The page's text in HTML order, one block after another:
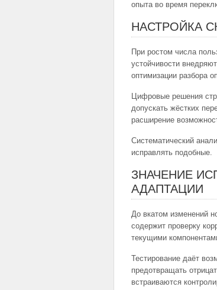
опыта во время
НАСТРОЙКА
При ростом числа
устойчивости
оптимизации разбора
Цифровые решения
допускать жёстких
расширение
Систематический
исправлять подобные.
ЗНАЧЕНИЕ
АДАПТАЦИИ
До вкатом изменений
содержит проверку
текущими
Тестирование даёт
предотвращать
встраиваются